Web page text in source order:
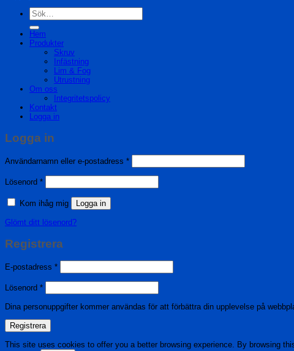
Sök
efter:
Hem
Produkter
Skruv
Infästning
Lim & Fog
Utrustning
Om oss
Integritetspolicy
Kontakt
Logga in
Logga in
Användarnamn eller e-postadress *Obligatoriskt
Lösenord *Obligatoriskt
Kom ihåg mig Logga in
Glömt ditt lösenord?
Registrera
E-postadress *Obligatoriskt
Lösenord *Obligatoriskt
Dina personuppgifter kommer användas för att förbättra din upplevelse på
Registrera
This site uses cookies to offer you a better browsing experience. By browsing